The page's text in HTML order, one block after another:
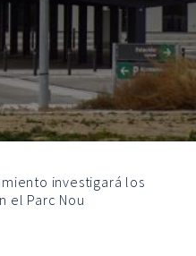
investigará los
el Parc Nou